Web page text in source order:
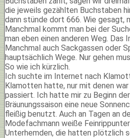
die jeweils gezählten Buchstaben
dann stünde dort 666. Wie gesagt,
Manchmal kommt man bei der
man eben einen anderen Weg. Das
Manchmal auch Sackgassen oder
hauptsächlich Wege. Nur gehen
So wie ich kürzlich.
Ich suchte im Internet nach
Klamotten hatte, nur mit denen
passiert. Ich hatte mir zu Beginn
Bräunungssaison eine neue
fleißig benutzt. Auch an Tagen an
Modefachmann weiße
Unterhemden, die hatten plötzlich